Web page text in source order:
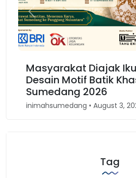
Masyarakat Diajak
Desain Motif Batik
Sumedang 2026
inimahsumedang • August 3,
Previous
Tag